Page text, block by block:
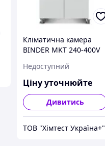
Кліматична камера
BINDER MKT 240-400V
Недоступний
Ціну уточнюйте
Дивитись
ТОВ "Хімтест Україна+"